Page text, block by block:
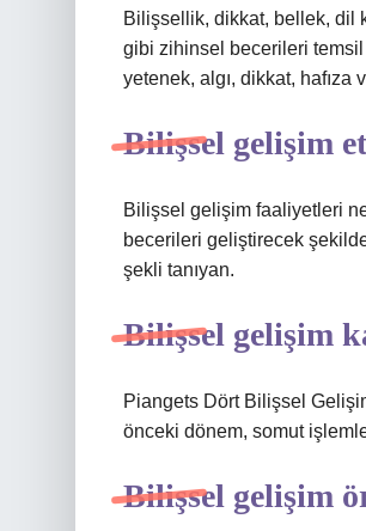
Bilişsellik, dikkat, bellek, dil
gibi zihinsel becerileri temsil
yetenek, algı, dikkat,
Bilişsel gelişim
Bilişsel gelişim faaliyetleri
becerileri geliştirecek
şekli tanıyan.
Bilişsel gelişim
Piangets Dört Bilişsel
önceki dönem, somut
Bilişsel gelişim